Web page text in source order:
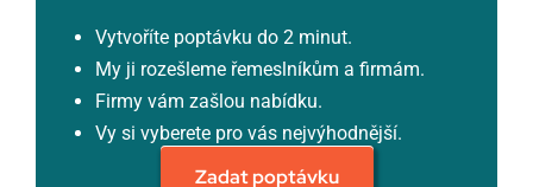
Vytvoříte poptávku do 2 minut.
My ji rozešleme řemeslníkům a firmám.
Firmy vám zašlou nabídku.
Vy si vyberete pro vás nejvýhodnější.
Zadat poptávku